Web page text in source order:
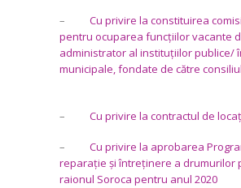
– Cu privire la constituirea
pentru ocuparea funcțiilor vacante
administrator al instituțiilor publice/
municipale, fondate de către
– Cu privire la contractul de
– Cu privire la aprobarea
reparație și întreținere a drumurilor
raionul Soroca pentru anul 2020